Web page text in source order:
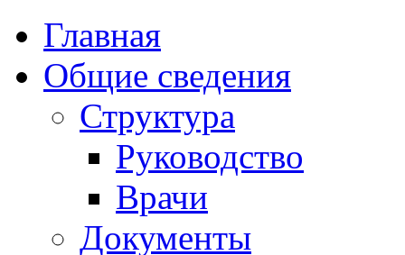
Главная
Общие сведения
Структура
Руководство
Врачи
Документы